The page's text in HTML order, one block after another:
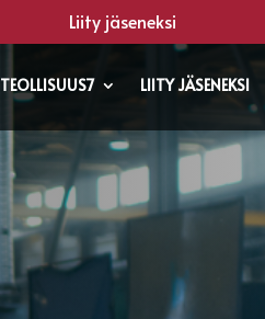
Liity jäseneksi
TEOLLISUUS7 LIITY JÄSENEKSI